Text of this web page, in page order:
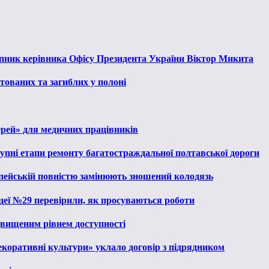
керівника Офісу Президента України Віктор Микита
та загиблих у полоні
для медичних працівників
етапи ремонту багатостраждальної полтавської дороги
повністю замінюють зношений колодязь
№29 перевірили, як просуваються роботи
рівнем доступності
культури» уклало договір з підрядником